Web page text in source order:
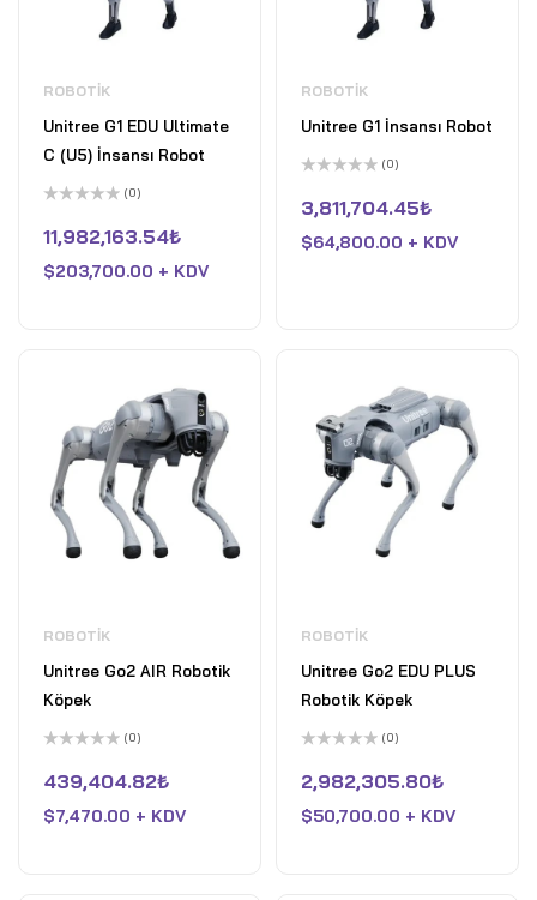
ROBOTIK
Unitree G1 EDU Ultimate
C (U5) İnsansı Robot
üzerinden
0
aldı
(0)
11,982,163.54₺
$203,700.00 + KDV
ROBOTIK
Unitree G1 İnsansı Robot
üzerinden
0
aldı
(0)
3,811,704.45₺
$64,800.00 + KDV
ROBOTIK
Unitree Go2 AIR Robotik
Köpek
üzerinden
0
aldı
(0)
439,404.82₺
$7,470.00 + KDV
ROBOTIK
Unitree Go2 EDU PLUS
Robotik Köpek
üzerinden
0
aldı
(0)
2,982,305.80₺
$50,700.00 + KDV